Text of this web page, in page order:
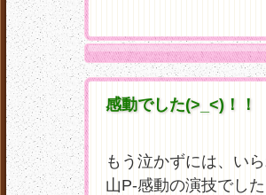
感動でした(>_<)！！
もう泣かずには、い
山P-感動の演技でした